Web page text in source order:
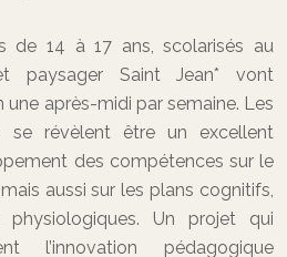
de 14 à 17 ans, scolarisés au
paysager Saint Jean* vont
une après-midi par semaine. Les
se révèlent être un excellent
des compétences sur le
aussi sur les plans cognitifs,
physiologiques. Un projet qui
l’innovation pédagogique